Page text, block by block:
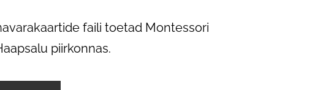
faili toetad Montessori
piirkonnas.